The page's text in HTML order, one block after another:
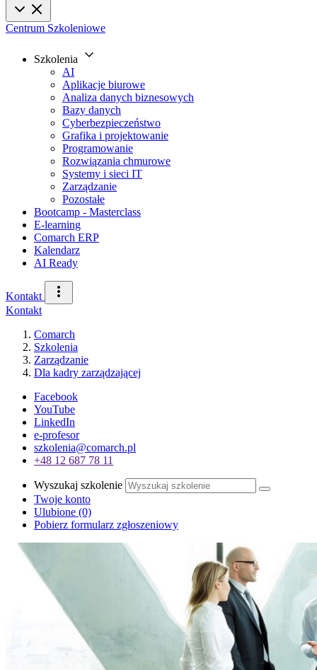
Centrum Szkoleniowe
Szkolenia
AI
Aplikacje biurowe
Analiza danych biznesowych
Bazy danych
Cyberbezpieczeństwo
Grafika i projektowanie
Programowanie
Rozwiązania chmurowe
Systemy i sieci IT
Zarządzanie
Pozostałe
Bootcamp - Masterclass
E-learning
Comarch ERP
Kalendarz
AI Ready
Kontakt
Kontakt
Comarch
Szkolenia
Zarządzanie
Dla kadry zarządzającej
Facebook
YouTube
LinkedIn
e-profesor
szkolenia@comarch.pl
+48 12 687 78 11
Wyszukaj szkolenie
Twoje konto
Ulubione (0)
Pobierz formularz zgłoszeniowy